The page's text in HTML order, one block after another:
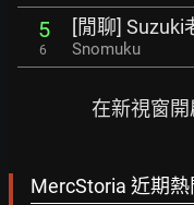
5
6
[閒聊] Suzuki
Snomuku
在新視窗
MercStoria 近期